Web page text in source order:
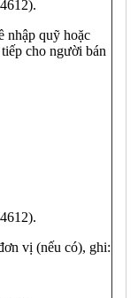
nhập quỹ hoặc
cho người bán
vị (nếu có), ghi: